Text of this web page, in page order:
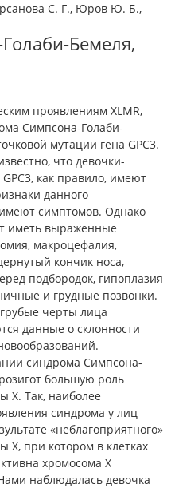
С. Г., Юров Ю. Б.,
Бемеля,
проявлениям XLMR,
Симпсона-Голаби-
мутации гена GPC3.
что девочки-
как правило, имеют
данного
симптомов. Однако
иметь выраженные
макроцефалия,
кончик носа,
подбородок, гипоплазия
и грудные позвонки.
черты лица
данные о склонности
синдрома Симпсона-
большую роль
Х. Так, наиболее
синдрома у лиц
«неблагоприятного»
Х, при котором в клетках
хромосома Х
наблюдалась девочка